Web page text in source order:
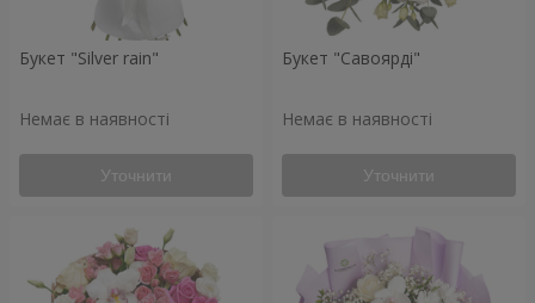
Букет "Silver rain"
Немає в наявності
Уточнити
Букет "Савоярді"
Немає в наявності
Уточнити